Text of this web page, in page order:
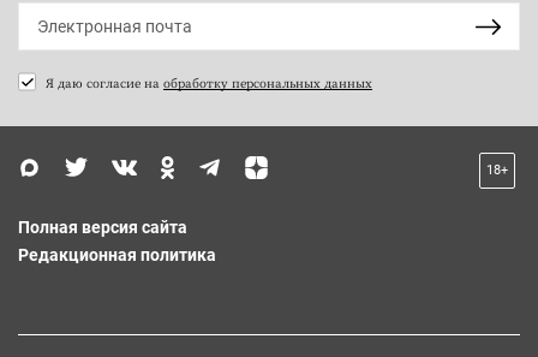
Я даю согласие на обработку персональных данных
18+
Полная версия сайта
Редакционная политика